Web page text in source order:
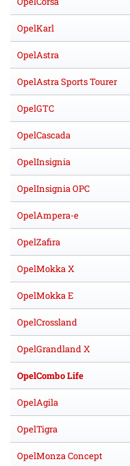
OpelKarl
OpelAstra
OpelAstra Sports Tourer
OpelGTC
OpelCascada
OpelInsignia
OpelInsignia OPC
OpelAmpera-e
OpelZafira
OpelMokka X
OpelMokka E
OpelCrossland
OpelGrandland X
OpelCombo Life
OpelAgila
OpelTigra
OpelMonza Concept